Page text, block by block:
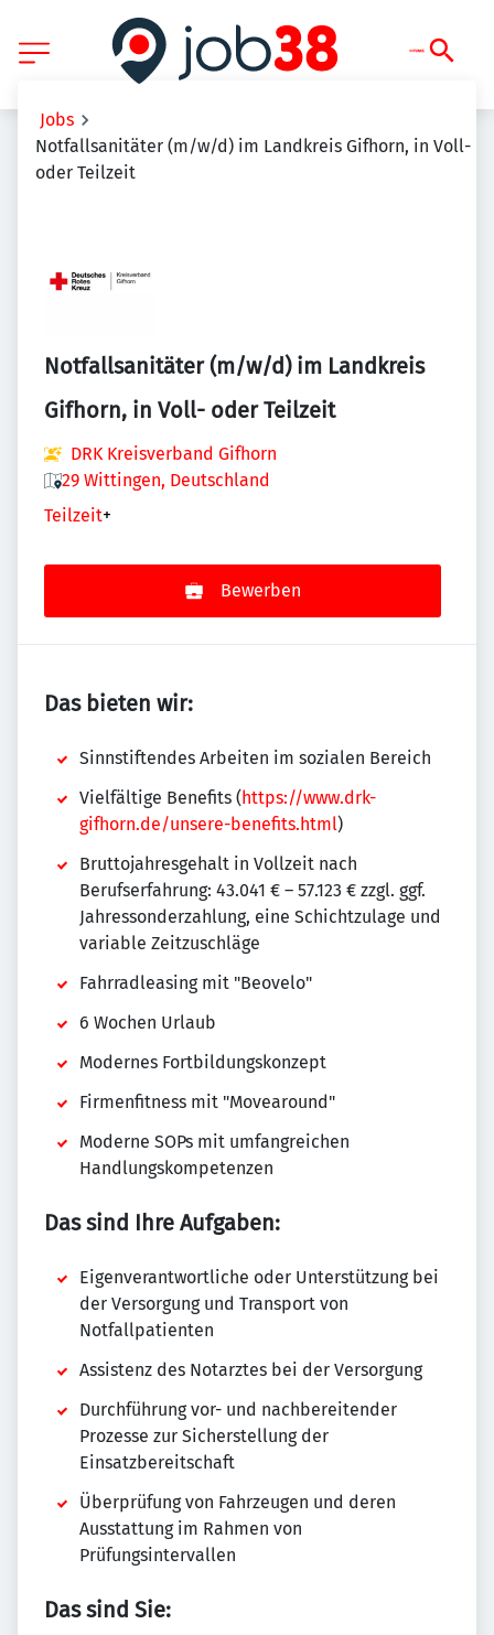
Jobs
Notfallsanitäter (m/w/d) im Landkreis Gifhorn, in Voll-
oder Teilzeit
Notfallsanitäter (m/w/d) im Landkreis
Gifhorn, in Voll- oder Teilzeit
DRK Kreisverband Gifhorn
29 Wittingen, Deutschland
Teilzeit+
Bewerben
Das bieten wir:
Sinnstiftendes Arbeiten im sozialen Bereich
Vielfältige Benefits (https://www.drk-
gifhorn.de/unsere-benefits.html)
Bruttojahresgehalt in Vollzeit nach
Berufserfahrung: 43.041 € – 57.123 € zzgl. ggf.
Jahressonderzahlung, eine Schichtzulage und
variable Zeitzuschläge
Fahrradleasing mit "Beovelo"
6 Wochen Urlaub
Modernes Fortbildungskonzept
Firmenfitness mit "Movearound"
Moderne SOPs mit umfangreichen
Handlungskompetenzen
Das sind Ihre Aufgaben:
Eigenverantwortliche oder Unterstützung bei
der Versorgung und Transport von
Notfallpatienten
Assistenz des Notarztes bei der Versorgung
Durchführung vor- und nachbereitender
Prozesse zur Sicherstellung der
Einsatzbereitschaft
Überprüfung von Fahrzeugen und deren
Ausstattung im Rahmen von
Prüfungsintervallen
Das sind Sie: